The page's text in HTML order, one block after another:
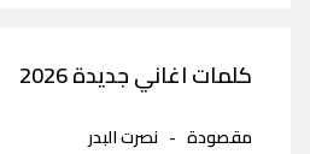
كلمات اغاني جديدة 2026
مقصودة - نصرت البدر